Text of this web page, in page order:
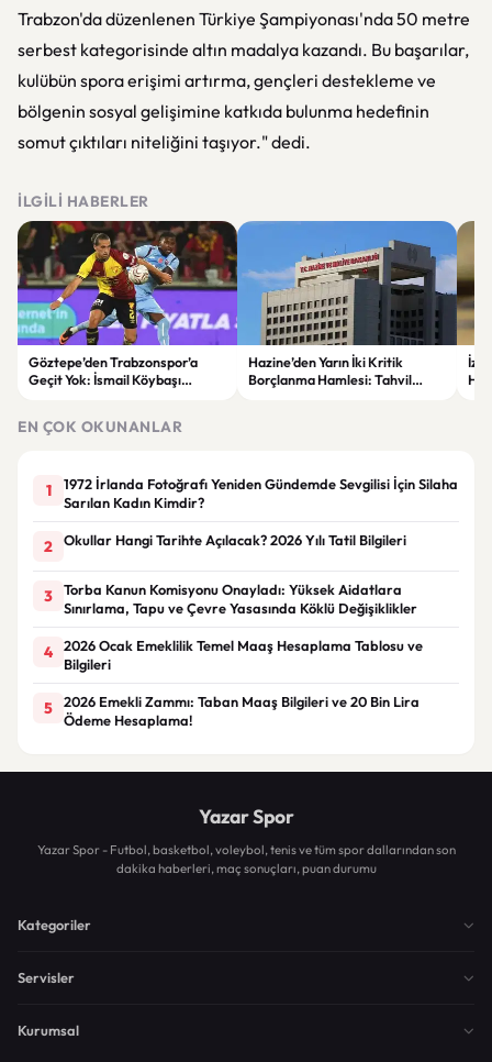
Trabzon'da düzenlenen Türkiye Şampiyonası'nda 50 metre
serbest kategorisinde altın madalya kazandı. Bu başarılar,
kulübün spora erişimi artırma, gençleri destekleme ve
bölgenin sosyal gelişimine katkıda bulunma hedefinin
somut çıktıları niteliğini taşıyor." dedi.
İLGILI HABERLER
Göztepe’den Trabzonspor’a
Geçit Yok: İsmail Köybaşı
Hazine’den Yarın İki Kritik
Borçlanma Hamlesi: Tahvil
EN ÇOK OKUNANLAR
1
1972 İrlanda Fotoğrafı Yeniden Gündemde Sevgilisi İçin Silaha
Sarılan Kadın Kimdir?
2 Okullar Hangi Tarihte Açılacak? 2026 Yılı Tatil Bilgileri
3
Torba Kanun Komisyonu Onayladı: Yüksek Aidatlara
Sınırlama, Tapu ve Çevre Yasasında Köklü Değişiklikler
4
2026 Ocak Emeklilik Temel Maaş Hesaplama Tablosu ve
Bilgileri
5
2026 Emekli Zammı: Taban Maaş Bilgileri ve 20 Bin Lira
Ödeme Hesaplama!
Yazar Spor
Yazar Spor - Futbol, basketbol, voleybol, tenis ve tüm spor dallarından son
dakika haberleri, maç sonuçları, puan durumu
Kategoriler
Servisler
Kurumsal